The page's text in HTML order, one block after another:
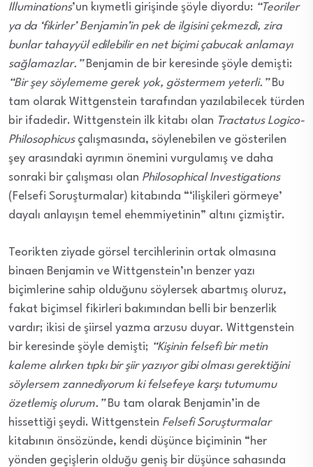
Illuminations’un kıymetli girişinde şöyle diyordu: “Teoriler
ya da ‘fikirler’ Benjamin’in pek de ilgisini çekmezdi, zira
bunlar tahayyül edilebilir en net biçimi çabucak anlamayı
sağlamazlar.”Benjamin de bir keresinde şöyle demişti:
“Bir şey söylememe gerek yok, göstermem yeterli.”Bu
tam olarak Wittgenstein tarafından yazılabilecek türden
bir ifadedir. Wittgenstein ilk kitabı olan Tractatus Logico-
Philosophicusçalışmasında, söylenebilen ve gösterilen
şey arasındaki ayrımın önemini vurgulamış ve daha
sonraki bir çalışması olan Philosophical Investigations
(Felsefi Soruşturmalar) kitabında “‘ilişkileri görmeye’
dayalı anlayışın temel ehemmiyetinin” altını çizmiştir.
Teorikten ziyade görsel tercihlerinin ortak olmasına
binaen Benjamin ve Wittgenstein’ın benzer yazı
biçimlerine sahip olduğunu söylersek abartmış oluruz,
fakat biçimsel fikirleri bakımından belli bir benzerlik
vardır; ikisi de şiirsel yazma arzusu duyar. Wittgenstein
bir keresinde şöyle demişti; “Kişinin felsefi bir metin
kaleme alırken tıpkı bir şiir yazıyor gibi olması gerektiğini
söylersem zannediyorum ki felsefeye karşı tutumumu
özetlemiş olurum.”Bu tam olarak Benjamin’in de
hissettiği şeydi. Wittgenstein Felsefi Soruşturmalar
kitabının önsözünde, kendi düşünce biçiminin “her
yönden geçişlerin olduğu geniş bir düşünce sahasında